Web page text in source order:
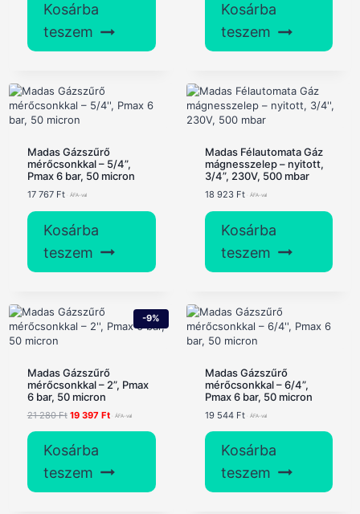
Kosárba
teszem
Kosárba
teszem
Madas Gázszűrő
mérőcsonkkal – 5/4”,
Pmax 6 bar, 50 micron
17 767 Ft
Kosárba
teszem
Madas Félautomata Gáz
mágnesszelep – nyitott,
3/4”, 230V, 500 mbar
18 923 Ft
Kosárba
teszem
-9%
Madas Gázszűrő
mérőcsonkkal – 2”, Pmax
6 bar, 50 micron
21 280Ft Original
21
19 397 FtCurrent
Kosárba
teszem
Madas Gázszűrő
mérőcsonkkal – 6/4”,
Pmax 6 bar, 50 micron
19 544 Ft
Kosárba
teszem